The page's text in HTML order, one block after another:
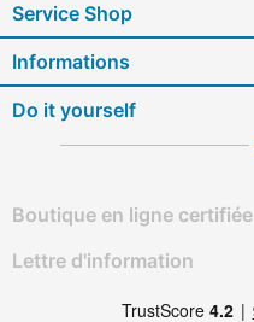
Service Shop
Informations
Do it yourself
Boutique en ligne certifiée
Lettre d'information